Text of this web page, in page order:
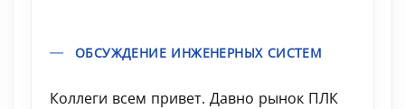
ОБСУЖДЕНИЕ ИНЖЕНЕРНЫХ СИСТЕМ
Коллеги всем привет. Давно рынок ПЛК